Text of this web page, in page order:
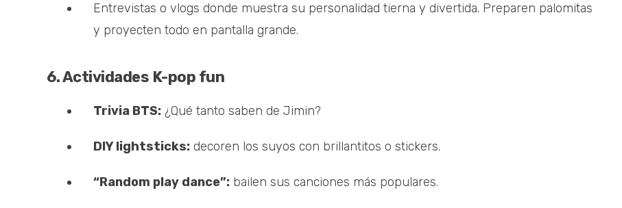
Entrevistas o vlogs donde muestra su personalidad tierna y divertida. Preparen palomitas
y proyecten todo en pantalla grande.
6. Actividades K-pop fun
Trivia BTS: ¿Qué tanto saben de Jimin?
DIY lightsticks: decoren los suyos con brillantitos o stickers.
“Random play dance”: bailen sus canciones más populares.